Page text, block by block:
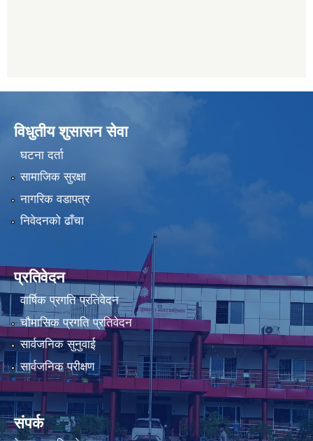
विधुतीय शुसासन सेवा
घटना दर्ता
सामाजिक सुरक्षा
नागरिक वडापत्र
निवेदनको ढाँचा
प्रतिवेदन
वार्षिक प्रगति प्रतिवेदन
चौमासिक प्रगति प्रतिवेदन
सार्वजनिक सुनुवाई
सार्वजनिक परीक्षण
संपर्क